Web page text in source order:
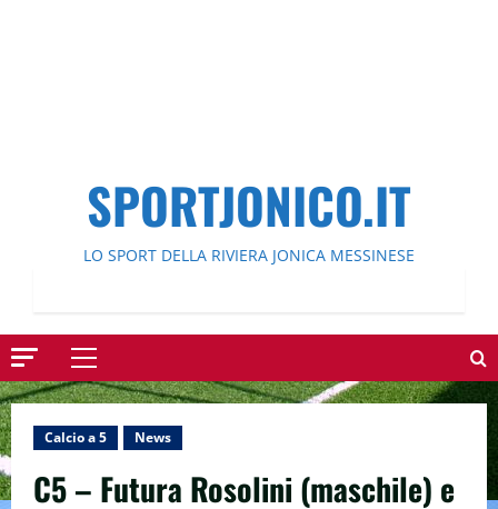
SPORTJONICO.IT
LO SPORT DELLA RIVIERA JONICA MESSINESE
Menu
principale
Calcio a 5 News
C5 – Futura Rosolini (maschile) e